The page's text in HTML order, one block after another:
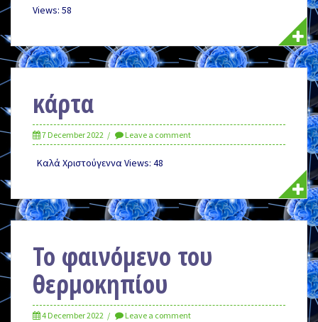
Views: 58
κάρτα
7 December 2022 Leave a comment
Καλά Χριστούγεννα Views: 48
Το φαινόμενο του
θερμοκηπίου
4 December 2022 Leave a comment